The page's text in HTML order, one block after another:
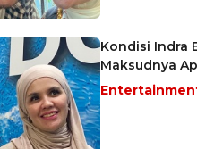
Kondisi Indra
Maksudnya